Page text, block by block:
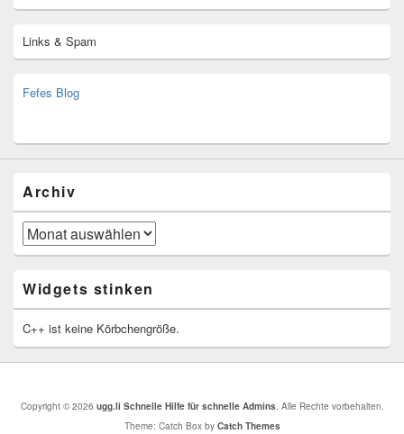
Links & Spam
Fefes Blog
Archiv
Archiv
Widgets stinken
C++ ist keine Körbchengröße.
Copyright © 2026 ugg.li Schnelle Hilfe für schnelle Admins . Alle Rechte vorbehalten.
Theme: Catch Box by Catch Themes